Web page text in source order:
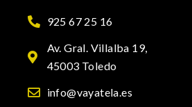
925 67 25 16
Av. Gral. Villalba 19,
45003 Toledo
info@vayatela.es